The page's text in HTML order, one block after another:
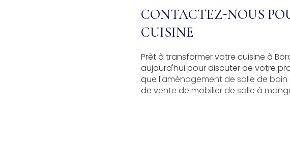
CONTACTEZ-NOUS
CUISINE
Prêt à transformer votre cuisine à
aujourd'hui pour discuter de votre
que l'aménagement de salle de bain
de vente de mobilier de salle à